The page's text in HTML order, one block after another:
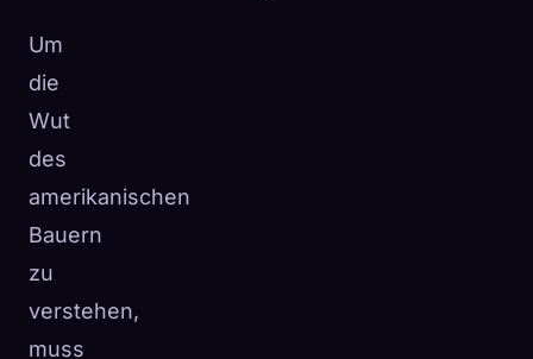
Um
die
Wut
des
amerikanischen
Bauern
zu
verstehen,
muss